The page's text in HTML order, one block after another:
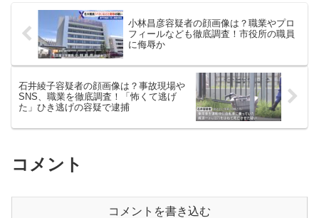
小林昌彦容疑者の顔画像は？職業やプロ
フィールなども徹底調査！市役所の職員
に侮辱か
石井綾子容疑者の顔画像は？事故現場や
SNS、職業を徹底調査！「怖くて逃げ
た」ひき逃げの容疑で逮捕
コメント
コメントを書き込む